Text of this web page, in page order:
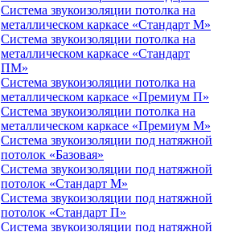
Система звукоизоляции потолка на
металлическом каркасе «Стандарт М»
Система звукоизоляции потолка на
металлическом каркасе «Стандарт
ПМ»
Система звукоизоляции потолка на
металлическом каркасе «Премиум П»
Система звукоизоляции потолка на
металлическом каркасе «Премиум М»
Система звукоизоляции под натяжной
потолок «Базовая»
Система звукоизоляции под натяжной
потолок «Стандарт М»
Система звукоизоляции под натяжной
потолок «Стандарт П»
Система звукоизоляции под натяжной